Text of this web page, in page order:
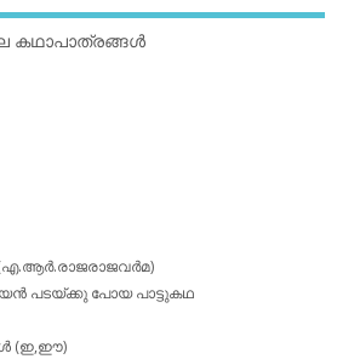
കഥാപാത്രങ്ങള്‍
(എ.ആര്‍.രാജരാജവര്‍മ)
പടയ്‌ക്കു പോയ പാട്ടുകഥ
(ഇ,ഈ)